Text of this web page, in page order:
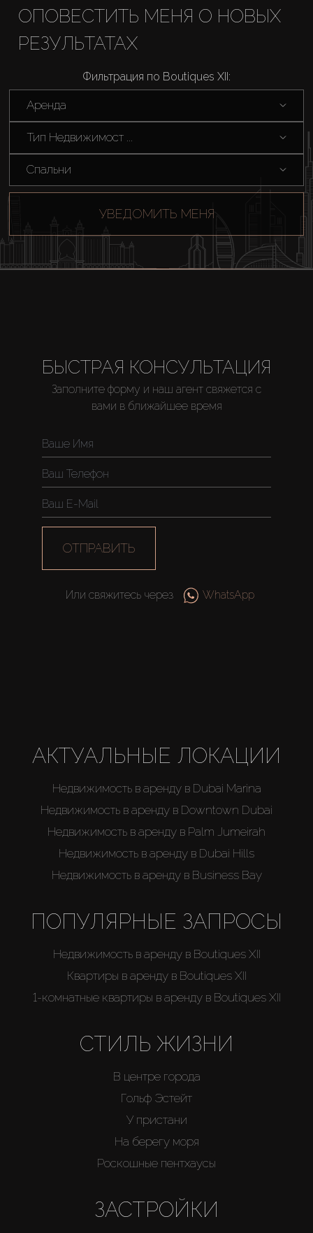
Купить
Аренда
Продажа
Новостройки
Агенты
ОПОВЕСТИТЬ МЕНЯ О НОВЫХ
РЕЗУЛЬТАТАХ
Фильтрация по Boutiques XII:
Аренда
Тип Недвижимост ...
Спальни
УВЕДОМИТЬ МЕНЯ
БЫСТРАЯ КОНСУЛЬТАЦИЯ
Заполните форму и наш агент свяжется с
вами в ближайшее время
ОТПРАВИТЬ
Или свяжитесь через WhatsApp
АКТУАЛЬНЫЕ ЛОКАЦИИ
Недвижимость в аренду в Dubai Marina
Недвижимость в аренду в Downtown Dubai
Недвижимость в аренду в Palm Jumeirah
Недвижимость в аренду в Dubai Hills
Недвижимость в аренду в Business Bay
ПОПУЛЯРНЫЕ ЗАПРОСЫ
Недвижимость в аренду в Boutiques XII
Квартиры в аренду в Boutiques XII
1-комнатные квартиры в аренду в Boutiques XII
СТИЛЬ ЖИЗНИ
В центре города
Гольф Эстейт
У пристани
На берегу моря
Роскошные пентхаусы
ЗАСТРОЙКИ